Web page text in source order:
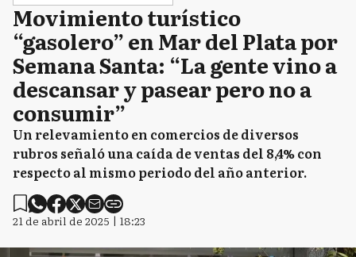
Movimiento turístico
“gasolero” en Mar del Plata por
Semana Santa: “La gente vino a
descansar y pasear pero no a
consumir”
Un relevamiento en comercios de diversos
rubros señaló una caída de ventas del 8,4% con
respecto al mismo periodo del año anterior.
21 de abril de 2025 | 18:23